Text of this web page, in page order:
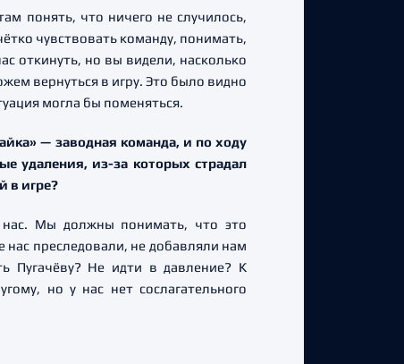
понять, что ничего не случилось,
чувствовать команду, понимать,
откинуть, но вы видели, насколько
вернуться в игру. Это было видно
могла бы поменяться.
— заводная команда, и по ходу
удаления, из-за которых страдал
в игре?
Мы должны понимать, что это
преследовали, не добавляли нам
Пугачёву? Не идти в давление? К
но у нас нет сослагательного